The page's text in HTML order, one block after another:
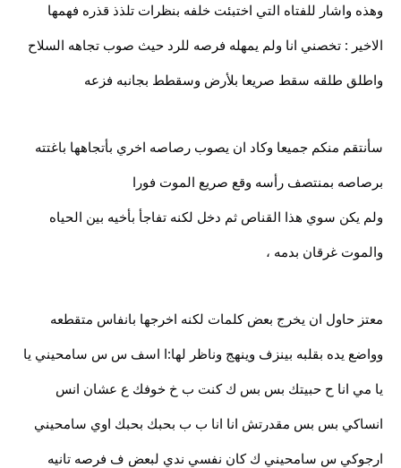
وهذه واشار للفتاه التي اختبئت خلفه بنظرات تلذذ قذره فهمها
الاخير : تخصني انا ولم يمهله فرصه للرد حيث صوب تجاهه السلاح
واطلق طلقه سقط صريعا بلأرض وسقطط بجانبه فزعه
سأنتقم منكم جميعا وكاد ان يصوب رصاصه اخري بأتجاهها باغتته
برصاصه بمنتصف رأسه وقع صريع الموت فورا
ولم يكن سوي هذا القناص ثم دخل لكنه تفاجأ بأخيه بين الحياه
والموت غرقان بدمه ،
معتز حاول ان يخرج بعض كلمات لكنه اخرجها بانفاس متقطعه
وواضع يده بقلبه بينزف وينهج وناظر لها:ا اسف س س سامحيني يا
يا مي انا ح حبيتك بس بس ك كنت ب خ خوفك ع عشان انس
انساكي بس بس مقدرتش انا انا ب ب بحبك بحبك اوي سامحيني
ارجوكي س سامحيني ك كان نفسي ندي لبعض ف فرصه تانيه